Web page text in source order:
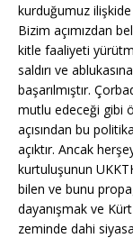
kurduğumuz ilişkide
Bizim açımızdan
kitle faaliyeti
saldırı ve
başarılmıştır.
mutlu edeceği gibi
açısından bu
açıktır. Ancak
kurtuluşunun
bilen ve bunu
dayanışmak ve
zeminde dahi